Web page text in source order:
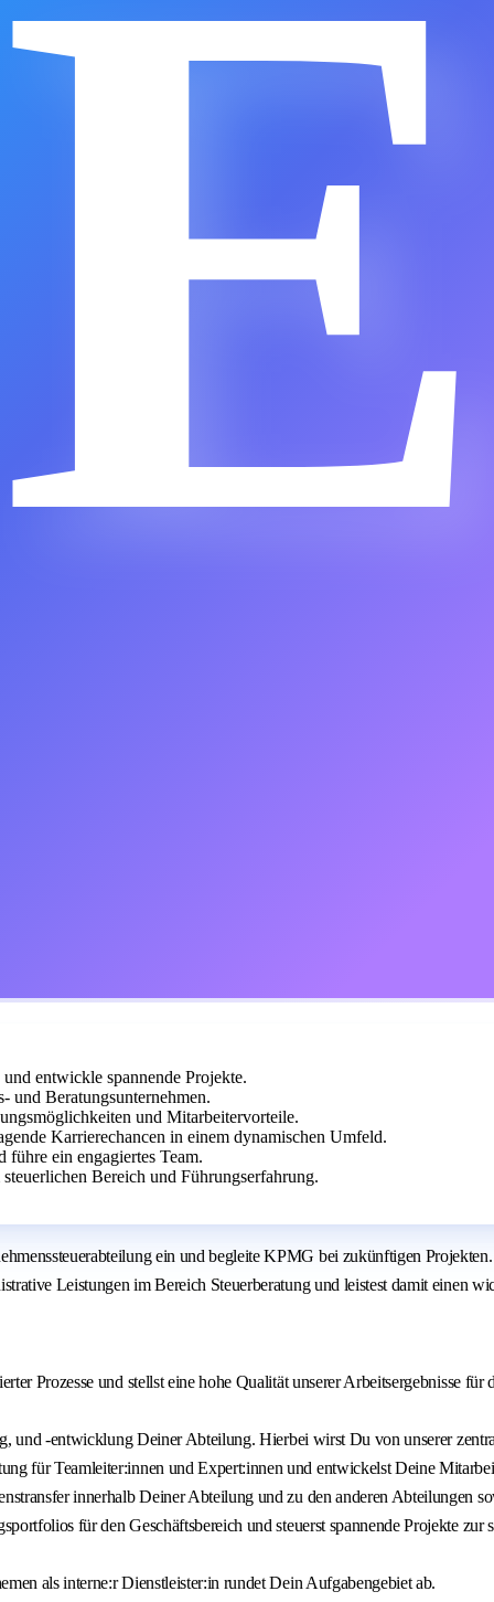
E
entwickle spannende Projekte.
und Beratungsunternehmen.
und Mitarbeitervorteile.
Karrierechancen in einem dynamischen Umfeld.
führe ein engagiertes Team.
Bereich und Führungserfahrung.
ein und begleite KPMG bei zukünftigen
Leistungen im Bereich Steuerberatung und leistest damit einen
Prozesse und stellst eine hohe Qualität unserer Arbeitsergebnisse
und -entwicklung Deiner Abteilung. Hierbei wirst Du von unserer
für Teamleiter:innen und Expert:innen und entwickelst Deine
innerhalb Deiner Abteilung und zu den anderen Abteilungen
für den Geschäftsbereich und steuerst spannende Projekte
als interne:r Dienstleister:in rundet Dein Aufgabengebiet ab.